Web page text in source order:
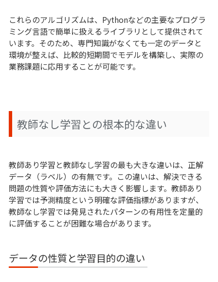
これらのアルゴリズムは、Pythonなどの主要なプログラ
ミング言語で簡単に扱えるライブラリとして提供されて
います。そのため、専門知識がなくても一定のデータと
環境が整えば、比較的短期間でモデルを構築し、実際の
業務課題に応用することが可能です。
教師なし学習との根本的な違い
教師あり学習と教師なし学習の最も大きな違いは、正解
データ（ラベル）の有無です。この違いは、解決できる
問題の性質や評価方法にも大きく影響します。教師あり
学習では予測精度という明確な評価指標がありますが、
教師なし学習では発見されたパターンの有用性を定量的
に評価することが困難な場合があります。
データの性質と学習目的の違い